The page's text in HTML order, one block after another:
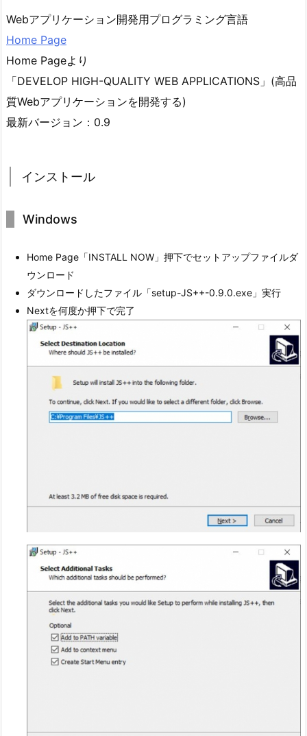
Webアプリケーション開発用プログラミング言語
Home Page
Home Pageより
「DEVELOP HIGH-QUALITY WEB APPLICATIONS」(高品
質Webアプリケーションを開発する)
最新バージョン：0.9
インストール
Windows
Home Page「INSTALL NOW」押下でセットアップファイルダ
ウンロード
ダウンロードしたファイル「setup-JS++-0.9.0.exe」実行
Nextを何度か押下で完了